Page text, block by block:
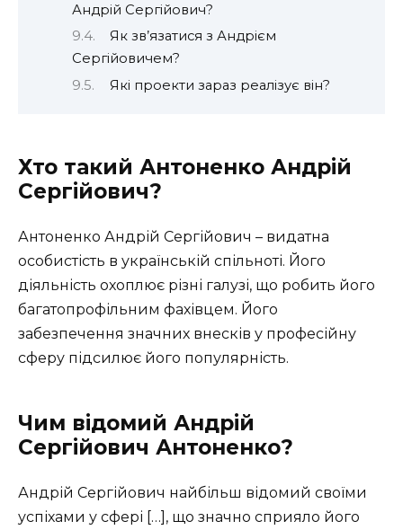
Андрій Сергійович?
Як зв’язатися з Андрієм
Сергійовичем?
Які проекти зараз реалізує він?
Хто такий Антоненко Андрій
Сергійович?
Антоненко Андрій Сергійович – видатна
особистість в українській спільноті. Його
діяльність охоплює різні галузі, що робить його
багатопрофільним фахівцем. Його
забезпечення значних внесків у професійну
сферу підсилює його популярність.
Чим відомий Андрій
Сергійович Антоненко?
Андрій Сергійович найбільш відомий своїми
успіхами у сфері […], що значно сприяло його